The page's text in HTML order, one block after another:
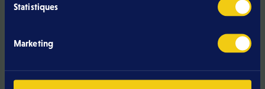
Statistiques
Marketing